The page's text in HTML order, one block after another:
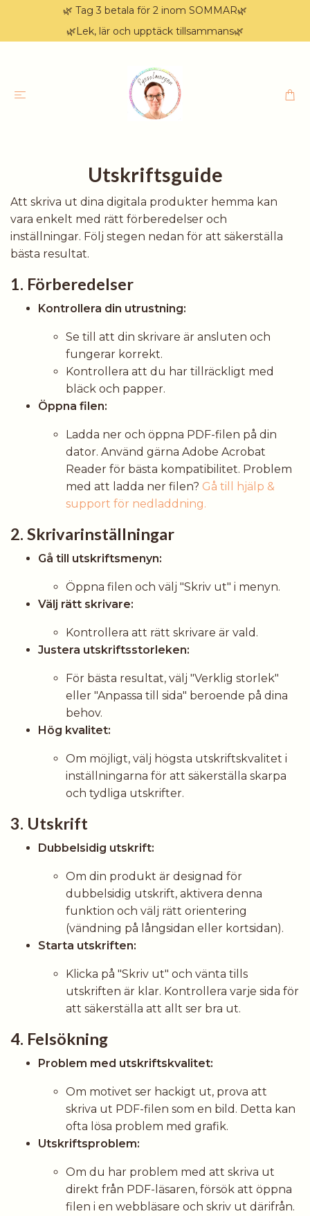
🌿 Tag 3 betala för 2 inom SOMMAR🌿
🌿Lek, lär och upptäck tillsammans🌿
Utskriftsguide
Att skriva ut dina digitala produkter hemma kan
vara enkelt med rätt förberedelser och
inställningar. Följ stegen nedan för att säkerställa
bästa resultat.
1. Förberedelser
Kontrollera din utrustning:
Se till att din skrivare är ansluten och
fungerar korrekt.
Kontrollera att du har tillräckligt med
bläck och papper.
Öppna filen:
Ladda ner och öppna PDF-filen på din
dator. Använd gärna Adobe Acrobat
Reader för bästa kompatibilitet. Problem
med att ladda ner filen? Gå till hjälp &
support för nedladdning.
2. Skrivarinställningar
Gå till utskriftsmenyn:
Öppna filen och välj "Skriv ut" i menyn.
Välj rätt skrivare:
Kontrollera att rätt skrivare är vald.
Justera utskriftsstorleken:
För bästa resultat, välj "Verklig storlek"
eller "Anpassa till sida" beroende på dina
behov.
Hög kvalitet:
Om möjligt, välj högsta utskriftskvalitet i
inställningarna för att säkerställa skarpa
och tydliga utskrifter.
3. Utskrift
Dubbelsidig utskrift:
Om din produkt är designad för
dubbelsidig utskrift, aktivera denna
funktion och välj rätt orientering
(vändning på långsidan eller kortsidan).
Starta utskriften:
Klicka på "Skriv ut" och vänta tills
utskriften är klar. Kontrollera varje sida för
att säkerställa att allt ser bra ut.
4. Felsökning
Problem med utskriftskvalitet:
Om motivet ser hackigt ut, prova att
skriva ut PDF-filen som en bild. Detta kan
ofta lösa problem med grafik.
Utskriftsproblem:
Om du har problem med att skriva ut
direkt från PDF-läsaren, försök att öppna
filen i en webbläsare och skriv ut därifrån.